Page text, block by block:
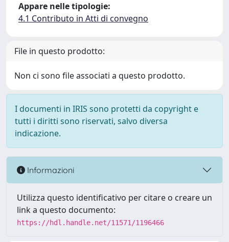
Appare nelle tipologie:
4.1 Contributo in Atti di convegno
File in questo prodotto:
Non ci sono file associati a questo prodotto.
I documenti in IRIS sono protetti da copyright e
tutti i diritti sono riservati, salvo diversa
indicazione.
Informazioni
Utilizza questo identificativo per citare o creare un
link a questo documento:
https://hdl.handle.net/11571/1196466